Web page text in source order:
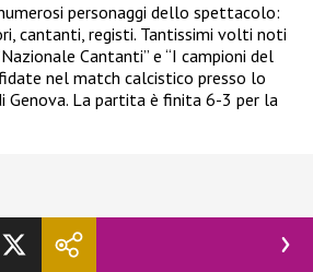
personaggi dello spettacolo:
cantanti, registi. Tantissimi volti noti
Cantanti” e “I campioni del
nel match calcistico presso lo
Genova. La partita è finita 6-3 per la